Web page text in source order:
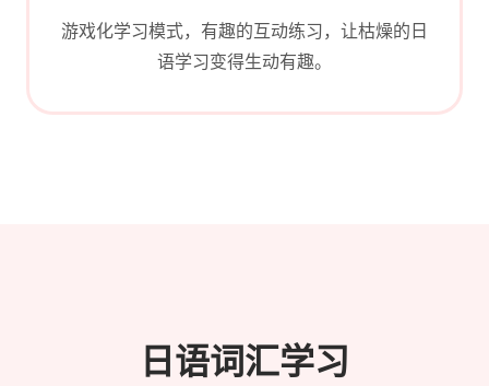
游戏化学习模式，有趣的互动练习，让枯燥的日
语学习变得生动有趣。
日语词汇学习